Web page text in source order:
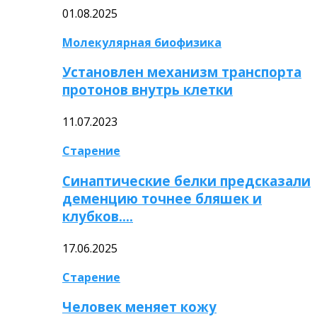
01.08.2025
Молекулярная биофизика
Установлен механизм транспорта
протонов внутрь клетки
11.07.2023
Старение
Синаптические белки предсказали
деменцию точнее бляшек и
клубков….
17.06.2025
Старение
Человек меняет кожу